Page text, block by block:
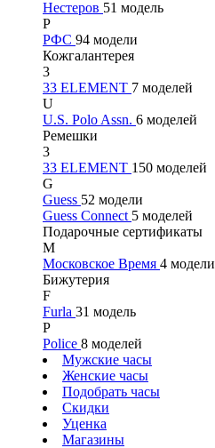
Нестеров 51 модель
Р
РФС 94 модели
Кожгалантерея
3
33 ELEMENT 7 моделей
U
U.S. Polo Assn. 6 моделей
Ремешки
3
33 ELEMENT 150 моделей
G
Guess 52 модели
Guess Connect 5 моделей
Подарочные сертификаты
М
Московское Время 4 модели
Бижутерия
F
Furla 31 модель
P
Police 8 моделей
Мужские часы
Женские часы
Подобрать часы
Скидки
Уценка
Магазины